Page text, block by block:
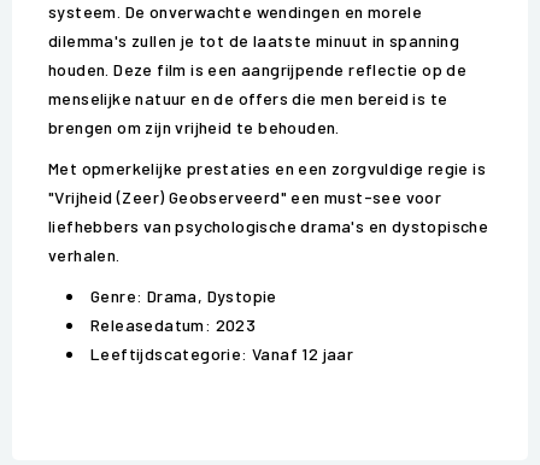
systeem. De onverwachte wendingen en morele
dilemma's zullen je tot de laatste minuut in spanning
houden. Deze film is een aangrijpende reflectie op de
menselijke natuur en de offers die men bereid is te
brengen om zijn vrijheid te behouden.
Met opmerkelijke prestaties en een zorgvuldige regie is
"Vrijheid (Zeer) Geobserveerd" een must-see voor
liefhebbers van psychologische drama's en dystopische
verhalen.
Genre: Drama, Dystopie
Releasedatum: 2023
Leeftijdscategorie: Vanaf 12 jaar